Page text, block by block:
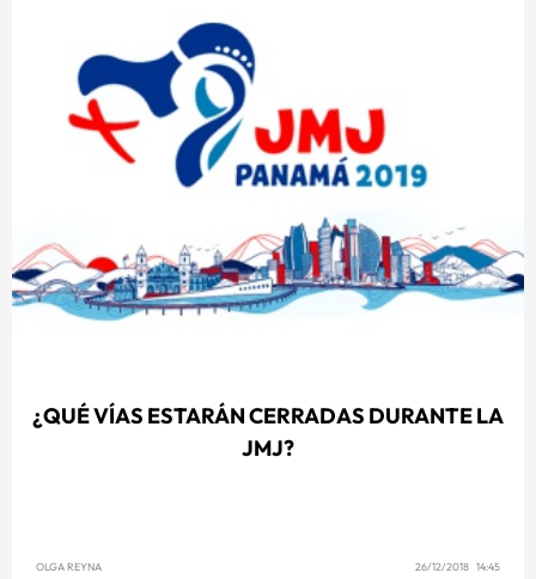
¿QUÉ VÍAS ESTARÁN CERRADAS DURANTE LA
JMJ?
OLGA REYNA 26/12/2018 14:45